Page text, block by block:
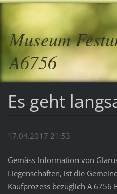
Museum
A6756
Es geht
17.04.2017 21:53
Gemäss Information von
Liegenschaften, ist die
Kaufprozess bezüglich A 6756